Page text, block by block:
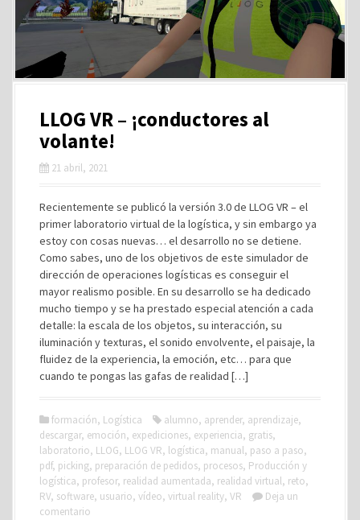
LLOG VR – ¡conductores al
volante!
21 abril, 2021
Recientemente se publicó la versión 3.0 de LLOG VR – el
primer laboratorio virtual de la logística, y sin embargo ya
estoy con cosas nuevas… el desarrollo no se detiene.
Como sabes, uno de los objetivos de este simulador de
dirección de operaciones logísticas es conseguir el
mayor realismo posible. En su desarrollo se ha dedicado
mucho tiempo y se ha prestado especial atención a cada
detalle: la escala de los objetos, su interacción, su
iluminación y texturas, el sonido envolvente, el paisaje, la
fluidez de la experiencia, la emoción, etc… para que
cuando te pongas las gafas de realidad […]
formación, Logística alumno, aprender, aprendizaje,
descargar, emoción, expediciones, experiencia, gratis,
laboratorio, LLOG, LLOG VR, logística, manual, paso a paso,
pdf, picking, preparación de pedidos, procesos, Producción y
logística, profesor, realidad aumentada, realidad virtual, reto,
RV, software, usuario, vídeo, virtual reality, VR
Deja un
comentario